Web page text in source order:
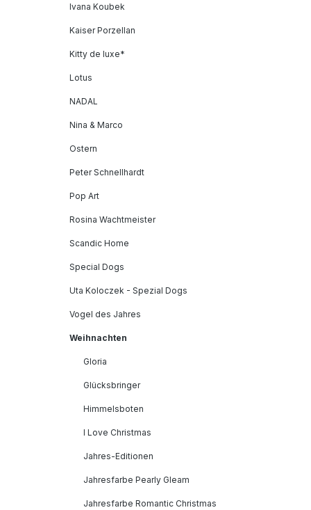
Ivana Koubek
Kaiser Porzellan
Kitty de luxe*
Lotus
NADAL
Nina & Marco
Ostern
Peter Schnellhardt
Pop Art
Rosina Wachtmeister
Scandic Home
Special Dogs
Uta Koloczek - Spezial Dogs
Vogel des Jahres
Weihnachten
Gloria
Glücksbringer
Himmelsboten
I Love Christmas
Jahres-Editionen
Jahresfarbe Pearly Gleam
Jahresfarbe Romantic Christmas